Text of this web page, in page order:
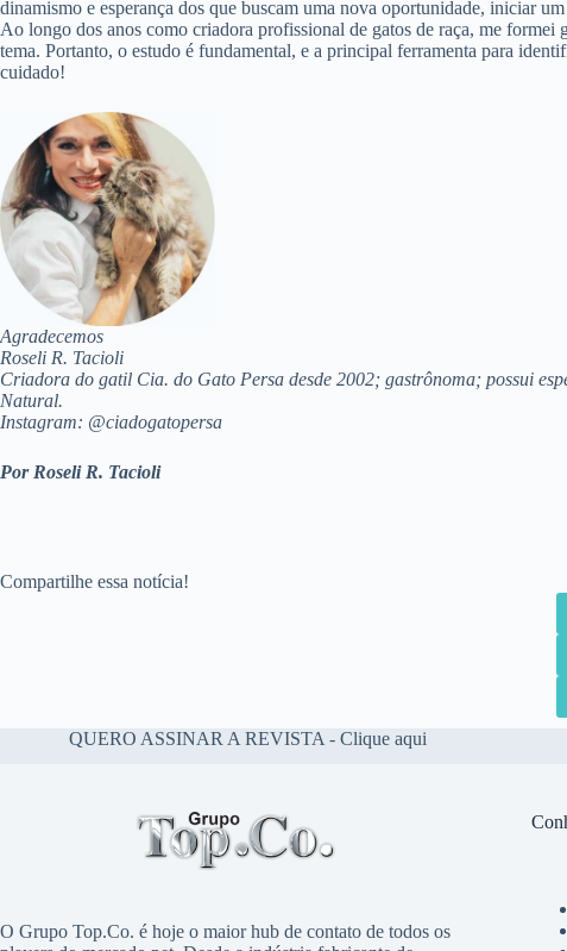
dinamismo e esperança dos que buscam uma nova oportunidade, iniciar
Ao longo dos anos como criadora profissional de gatos de raça, me
tema. Portanto, o estudo é fundamental, e a principal ferramenta para
cuidado!
Agradecemos
Roseli R. Tacioli
Criadora do gatil Cia. do Gato Persa desde 2002; gastrônoma; possui
Natural.
Instagram: @ciadogatopersa
Por Roseli R. Tacioli
Compartilhe essa notícia!
QUERO ASSINAR A REVISTA - Clique aqui
O Grupo Top.Co. é hoje o maior hub de contato de todos os